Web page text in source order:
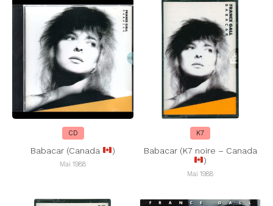
CD
Babacar (Canada )
Mai 1988
K7
Babacar (K7 noire – Canada
)
Mai 1988